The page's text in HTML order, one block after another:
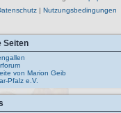
| Nutzungsbedingungen
Seiten
von Marion Geib
Pfalz e.V.